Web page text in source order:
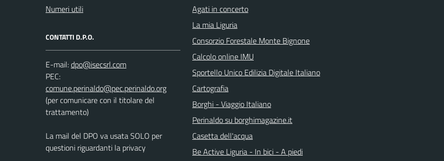
Numeri utili
CONTATTI D.P.O.
E-mail:
PEC:
(per comunicare con il titolare del
trattamento)
La mail del DPO va usata SOLO per
questioni riguardanti la privacy
Agati in concerto
La mia Liguria
Consorzio Forestale Monte Bignone
Calcolo online IMU
Sportello Unico Edilizia Digitale Italiano
Cartografia
Borghi - Viaggio Italiano
Perinaldo su borghimagazine.it
Casetta dell'acqua
Be Active Liguria - In bici - A piedi